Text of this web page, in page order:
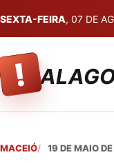
SEXTA-FEIRA, 07 DE
!
MACEIÓ 19 DE MAIO